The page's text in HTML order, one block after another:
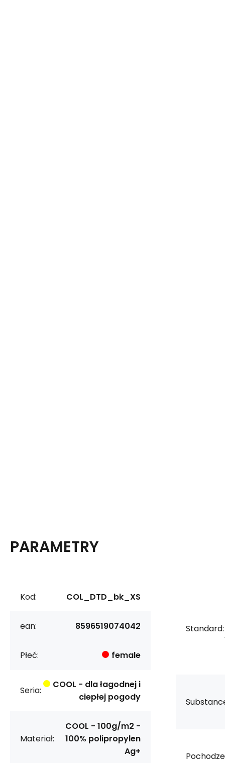
PARAMETRY
Kod: COL_DTD_bk_XS
ean: 8596519074042
Płeć: female
Seria:
COOL - dla łagodnej i
ciepłej pogody
Materiał:
COOL - 100g/m2 -
100% polipropylen
Ag+
Standard: